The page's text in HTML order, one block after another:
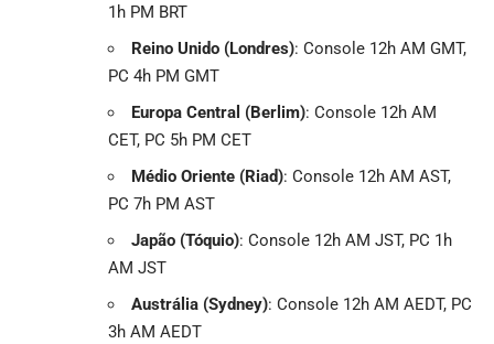
1h PM BRT
Reino Unido (Londres): Console 12h AM GMT,
PC 4h PM GMT
Europa Central (Berlim): Console 12h AM
CET, PC 5h PM CET
Médio Oriente (Riad): Console 12h AM AST,
PC 7h PM AST
Japão (Tóquio): Console 12h AM JST, PC 1h
AM JST
Austrália (Sydney): Console 12h AM AEDT, PC
3h AM AEDT